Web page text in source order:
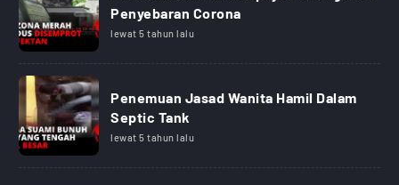
Penyebaran Corona
lewat 5 tahun lalu
Penemuan Jasad Wanita Hamil Dalam
Septic Tank
lewat 5 tahun lalu